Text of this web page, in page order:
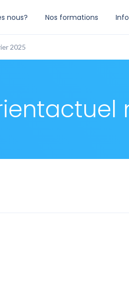
nous? Nos formations
2025